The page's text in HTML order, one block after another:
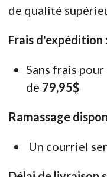
de qualité
Frais d'expédition :
Sans frais
de 79,95$
Ramassage
Un courriel